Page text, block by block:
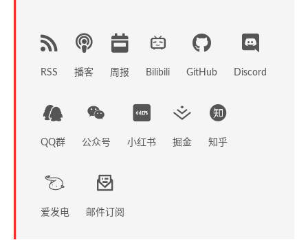
RSS 播客 周报 Bilibili GitHub Discord
QQ群 公众号 小红书 掘金 知乎
爱发电 邮件订阅